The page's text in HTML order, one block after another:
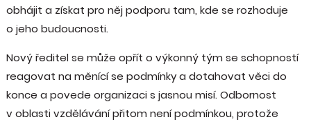
obhájit a získat pro něj podporu tam, kde se rozhoduje
o jeho budoucnosti.
Nový ředitel se může opřít o výkonný tým se schopností
reagovat na měnící se podmínky a dotahovat věci do
konce a povede organizaci s jasnou misí. Odbornost
v oblasti vzdělávání přitom není podmínkou, protože